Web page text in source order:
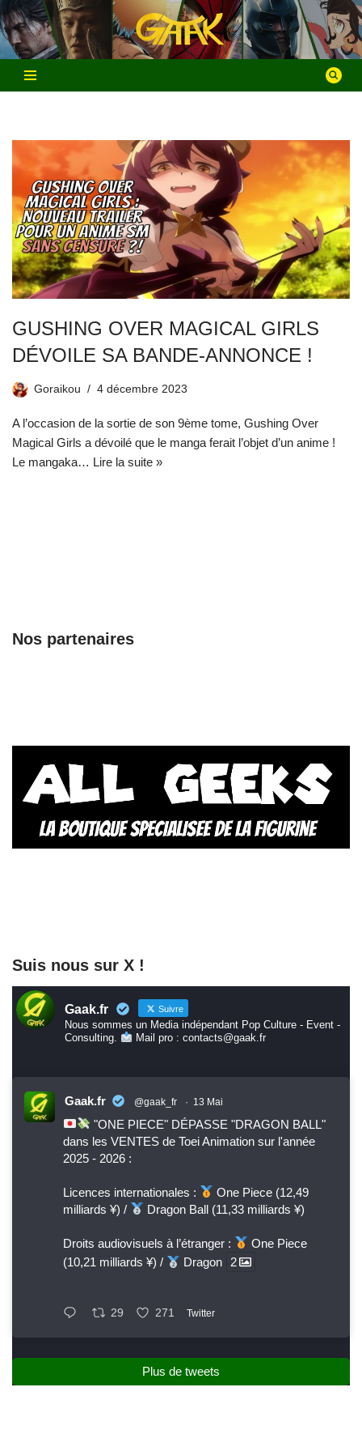
Aller
au
contenu
GUSHING OVER MAGICAL GIRLS
DÉVOILE SA BANDE-ANNONCE !
Goraikou 4 décembre 2023
A l’occasion de la sortie de son 9ème tome, Gushing Over
Magical Girls a dévoilé que le manga ferait l’objet d’un anime !
Le mangaka… Lire la suite »
Nos partenaires
Suis nous sur X !
Gaak.fr Suivre
Nous sommes un Media indépendant Pop Culture - Event -
Consulting.
Mail pro : contacts@gaak.fr
Gaak.fr @gaak_fr · 13 Mai
"ONE PIECE" DÉPASSE "DRAGON BALL"
dans les VENTES de Toei Animation sur l'année
2025 - 2026 :
Licences internationales :
One Piece (12,49
milliards ¥) /
Dragon Ball (11,33 milliards ¥)
Droits audiovisuels à l’étranger :
One Piece
(10,21 milliards ¥) /
Dragon 2
29 271 Twitter
Plus de tweets